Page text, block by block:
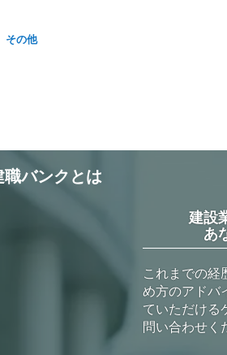
その他
職バンクとは
建設
あ
これまでの経
め方のアドバ
ていただける
問い合わせく